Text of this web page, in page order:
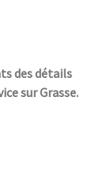
des détails
sur Grasse.